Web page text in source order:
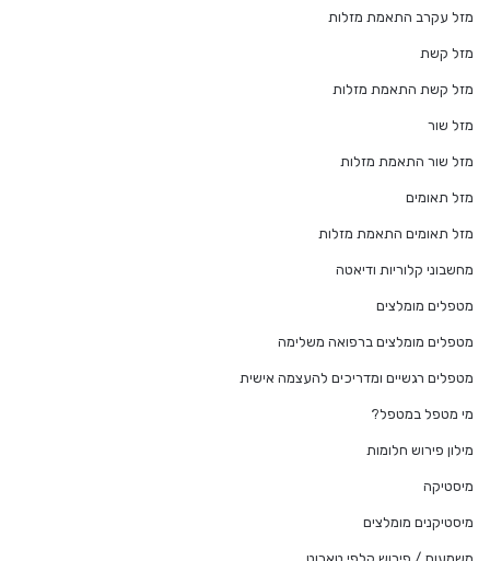
מזל עקרב התאמת מזלות
מזל קשת
מזל קשת התאמת מזלות
מזל שור
מזל שור התאמת מזלות
מזל תאומים
מזל תאומים התאמת מזלות
מחשבוני קלוריות ודיאטה
מטפלים מומלצים
מטפלים מומלצים ברפואה משלימה
מטפלים רגשיים ומדריכים להעצמה אישית
מי מטפל במטפל?
מילון פירוש חלומות
מיסטיקה
מיסטיקנים מומלצים